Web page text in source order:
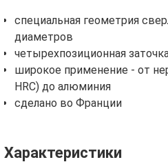
специальная геометрия
диаметров
четырехпозиционная
широкое применение - от
HRC) до алюминия
сделано во Франции
Характеристики